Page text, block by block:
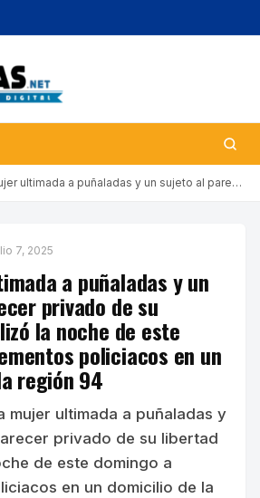
Una mujer ultimada a puñaladas y un sujeto al parecer privado de…
7, 2025
a puñaladas y un
privado de su
la noche de este
policiacos en un
región 94
mujer ultimada a puñaladas y
privado de su libertad
de este domingo a
en un domicilio de la